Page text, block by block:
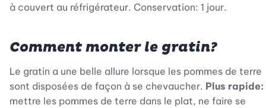
à couvert au réfrigérateur. Conservation: 1 jour.
Comment monter le gratin?
Le gratin a une belle allure lorsque les pommes de terre
sont disposées de façon à se chevaucher. Plus rapide:
mettre les pommes de terre dans le plat, ne faire se